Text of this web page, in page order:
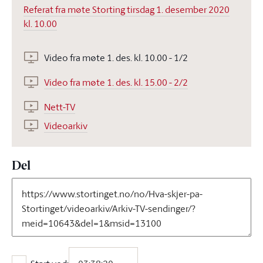
Referat fra møte Storting tirsdag 1. desember 2020
kl. 10.00
Video fra møte 1. des. kl. 10.00 - 1/2
Video fra møte 1. des. kl. 15.00 - 2/2
Nett-TV
Videoarkiv
Del